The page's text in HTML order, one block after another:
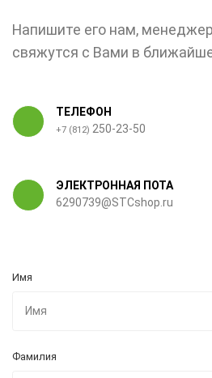
Напишите его нам,
свяжутся с Вами в
ТЕЛЕФОН
+7 (812) 250-23-50
ЭЛЕКТРОННАЯ ПОТА
6290739@STCshop.ru
Имя
Фамилия